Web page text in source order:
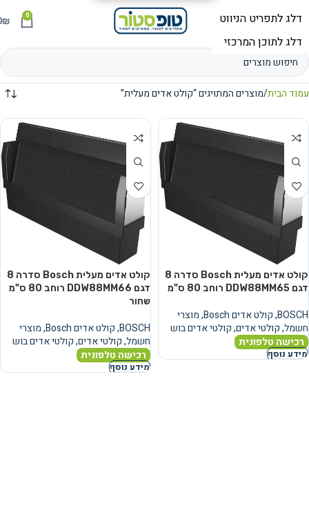
תפריט 0
₪
עמוד הבית מוצרים המתויגים “קולט אדים מעלית”
קולט אדים מעלית Bosch סדרה 8
דגם DDW88MM65 רוחב 80 ס"מ
BOSCH
,קולט אדים Bosch ,מוצרי
חשמל,קולטי אדים,קולטי אדים בוש
רכישה טלפונית
מידע נוסף
קולט אדים מעלית Bosch סדרה 8
דגם DDW88MM66 רוחב 80 ס"מ
שחור
BOSCH
,קולט אדים Bosch ,מוצרי
חשמל,קולטי אדים,קולטי אדים בוש
רכישה טלפונית
מידע נוסף